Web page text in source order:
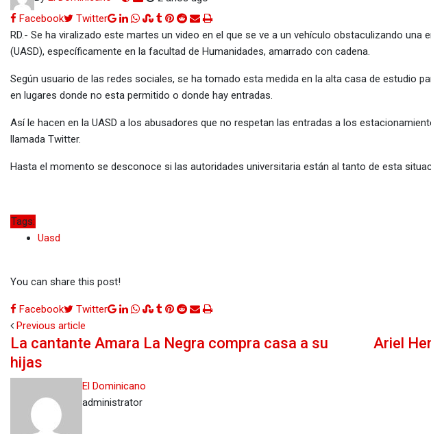
Facebook
Twitter Google+
LinkedIn
Whatsapp
StumbleUpon
Tumblr
Pinterest
RedditShare
via
Email
Print
RD.- Se ha viralizado este martes un video en el que se ve a un vehículo obstaculizando una
(UASD), específicamente en la facultad de Humanidades, amarrado con cadena.
Según usuario de las redes sociales, se ha tomado esta medida en la alta casa de estudio
en lugares donde no esta permitido o donde hay entradas.
Así le hacen en la UASD a los abusadores que no respetan las entradas a los
llamada Twitter.
Hasta el momento se desconoce si las autoridades universitaria están al tanto de esta
Tags:
Uasd
You can share this post!
Facebook Twitter Google+
LinkedIn
Whatsapp
StumbleUpon
Tumblr
Pinterest
RedditShare
Email
Print
Previous article
La cantante Amara La Negra compra casa a su
hijas
Ariel
El Dominicano
administrator